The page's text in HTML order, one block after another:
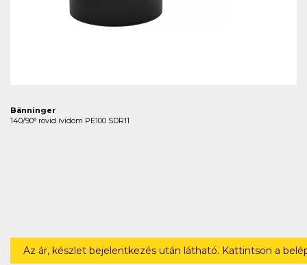
Bänninger
140/90° rövid ívidom PE100 SDR11
Az ár, készlet bejelentkezés után látható. Kattintson a